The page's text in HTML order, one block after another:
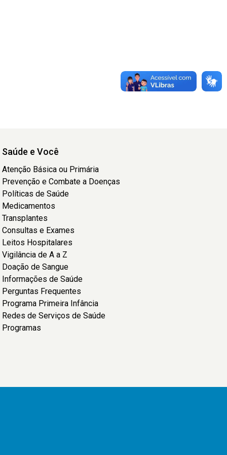
Saúde e Você
Atenção Básica ou Primária
Prevenção e Combate a Doenças
Políticas de Saúde
Medicamentos
Transplantes
Consultas e Exames
Leitos Hospitalares
Vigilância de A a Z
Doação de Sangue
Informações de Saúde
Perguntas Frequentes
Programa Primeira Infância
Redes de Serviços de Saúde
Programas